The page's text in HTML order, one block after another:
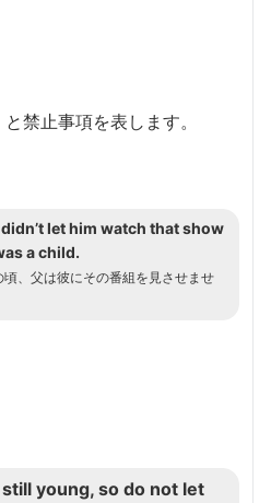
禁止事項を表します。
let him watch that show
a child.
頃、父は彼にその番組を見させませ
still young, so do not let